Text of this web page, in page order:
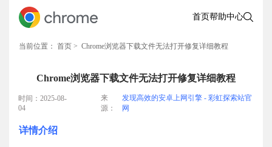
首页帮助中心
当前位置： 首页 > Chrome浏览器下载文件无法打开修复详细教程
Chrome浏览器下载文件无法打开修复详细教程
时间：2025-08-
04
来
源：
发现高效的安卓上网引擎 - 彩虹探索站官
网
详情介绍